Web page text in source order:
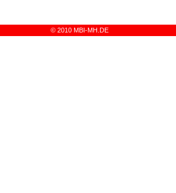
© 2010 MBI-MH.DE